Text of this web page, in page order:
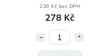
230 Kč bez DPH
278 Kč